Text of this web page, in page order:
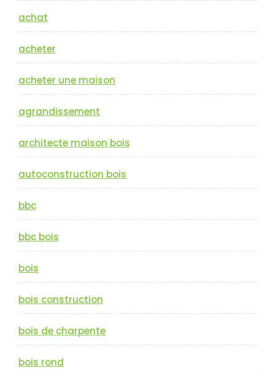
achat
acheter
acheter une maison
agrandissement
architecte maison bois
autoconstruction bois
bbc
bbc bois
bois
bois construction
bois de charpente
bois rond